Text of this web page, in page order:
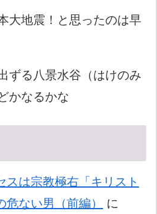
大地震！と思ったのは早
ずる八景水谷（はけのみ
かなるかな
スは宗教極右「キリスト
ない男（前編）
に